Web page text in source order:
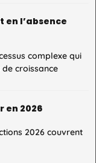
en l’absence
complexe qui
croissance
en 2026
2026 couvrent